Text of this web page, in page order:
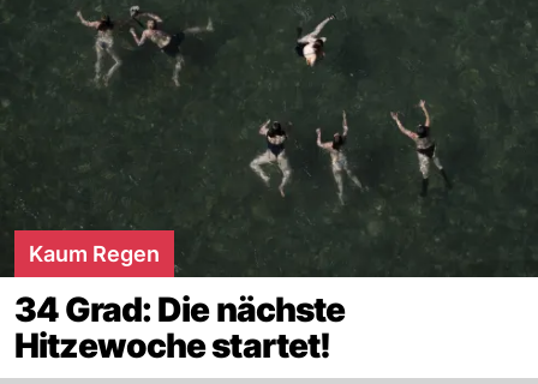
Kaum Regen
34 Grad: Die nächste
Hitzewoche startet!